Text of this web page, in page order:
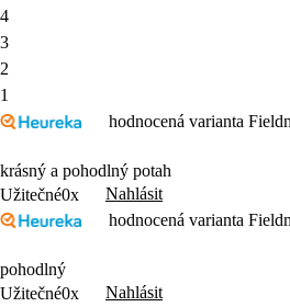
4
3
2
1
hodnocená varianta
krásný a pohodlný potah
Užitečné0x
Nahlásit
hodnocená varianta
pohodlný
Užitečné0x
Nahlásit